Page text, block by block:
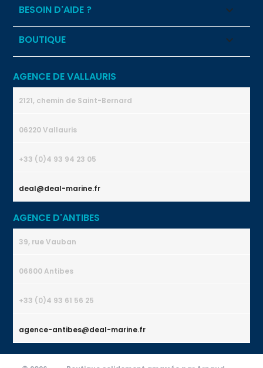
BESOIN D'AIDE ? 
BOUTIQUE 
AGENCE DE VALLAURIS
2121, chemin de Saint-Bernard
06220 Vallauris
+33 (0)4 93 94 23 05
deal@deal-marine.fr
AGENCE D'ANTIBES
39, rue Vauban
06600 Antibes
+33 (0)4 93 61 56 25
agence-antibes@deal-marine.fr